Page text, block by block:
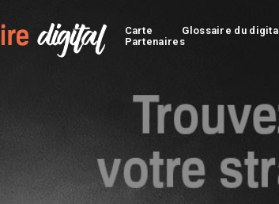
Carte Glossaire du digital
Partenaires